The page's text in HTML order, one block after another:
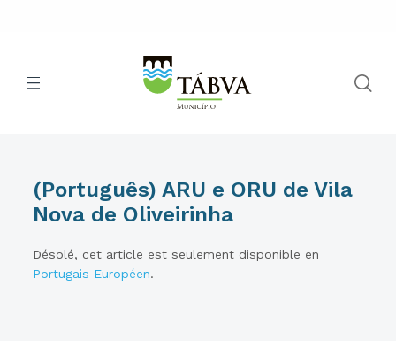
(Português) ARU e ORU de Vila
Nova de Oliveirinha
Désolé, cet article est seulement disponible en
Portugais Européen.